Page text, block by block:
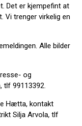
Det er kjempefint at
Vi trenger virkelig en
Alle bilder
og
tlf 99113392.
Hætta, kontakt
Silja Arvola, tlf